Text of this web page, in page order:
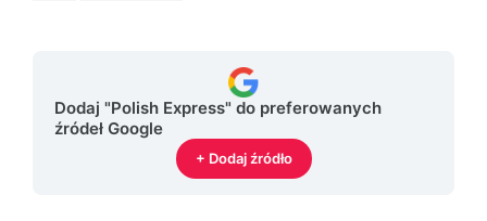
Dodaj "Polish Express" do preferowanych
źródeł Google
+ Dodaj źródło